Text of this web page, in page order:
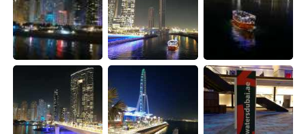
Indonesia Italiano
Türkçe Tiếng Việt
Português